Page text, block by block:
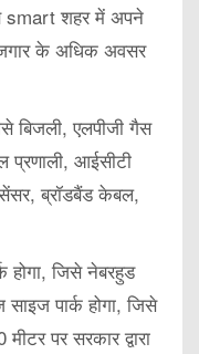
smart शहर में अपने
के अधिक अवसर
बिजली, एलपीजी गैस
प्रणाली, आईसीटी
ब्रॉडबैंड केबल,
होगा, जिसे नेबरहुड
पार्क होगा, जिसे
पर सरकार द्वारा